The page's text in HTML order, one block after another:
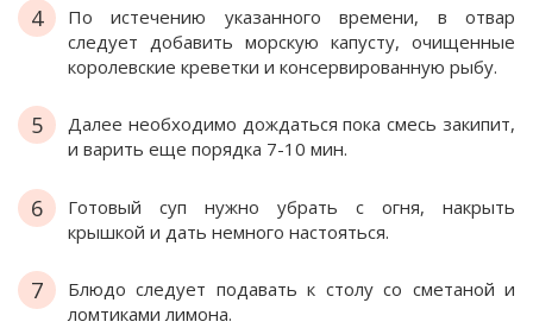
4
По истечению указанного времени, в отвар
следует добавить морскую капусту, очищенные
королевские креветки и консервированную рыбу.
5
Далее необходимо дождаться пока смесь закипит,
и варить еще порядка 7-10 мин.
6
Готовый суп нужно убрать с огня, накрыть
крышкой и дать немного настояться.
7
Блюдо следует подавать к столу со сметаной и
ломтиками лимона.